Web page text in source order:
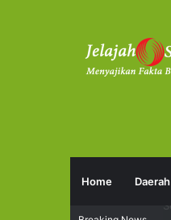
Home Daerah